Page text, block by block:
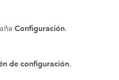
Configuración.
de configuración.